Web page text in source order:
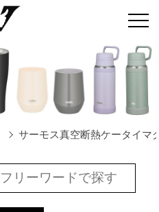
サーモス真空断熱ケータイマ